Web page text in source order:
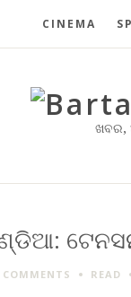
CINEMA
ଖବର,
COMMENTS READ